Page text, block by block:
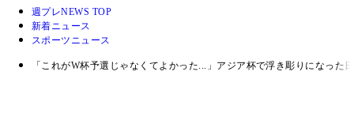
週プレNEWS TOP
新着ニュース
スポーツニュース
「これがW杯予選じゃなくてよかった...」アジア杯で浮き彫りになった